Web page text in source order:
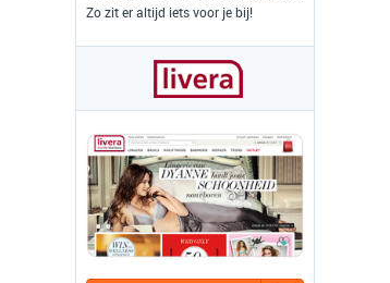
Zo zit er altijd iets voor je bij!